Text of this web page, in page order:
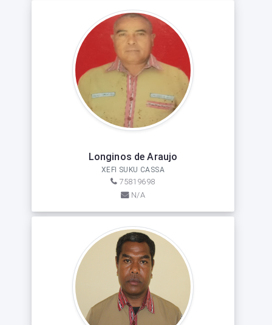
Longinos de Araujo
XEFI SUKU CASSA
75819698
N/A